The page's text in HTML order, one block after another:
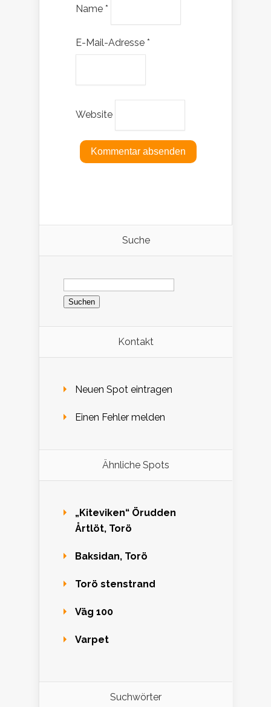
Name *
E-Mail-Adresse *
Website
Suche
Suchen
nach:
Kontakt
Neuen Spot eintragen
Einen Fehler melden
Ähnliche Spots
„Kiteviken“ Örudden
Årtlöt, Torö
Baksidan, Torö
Torö stenstrand
Väg 100
Varpet
Suchwörter